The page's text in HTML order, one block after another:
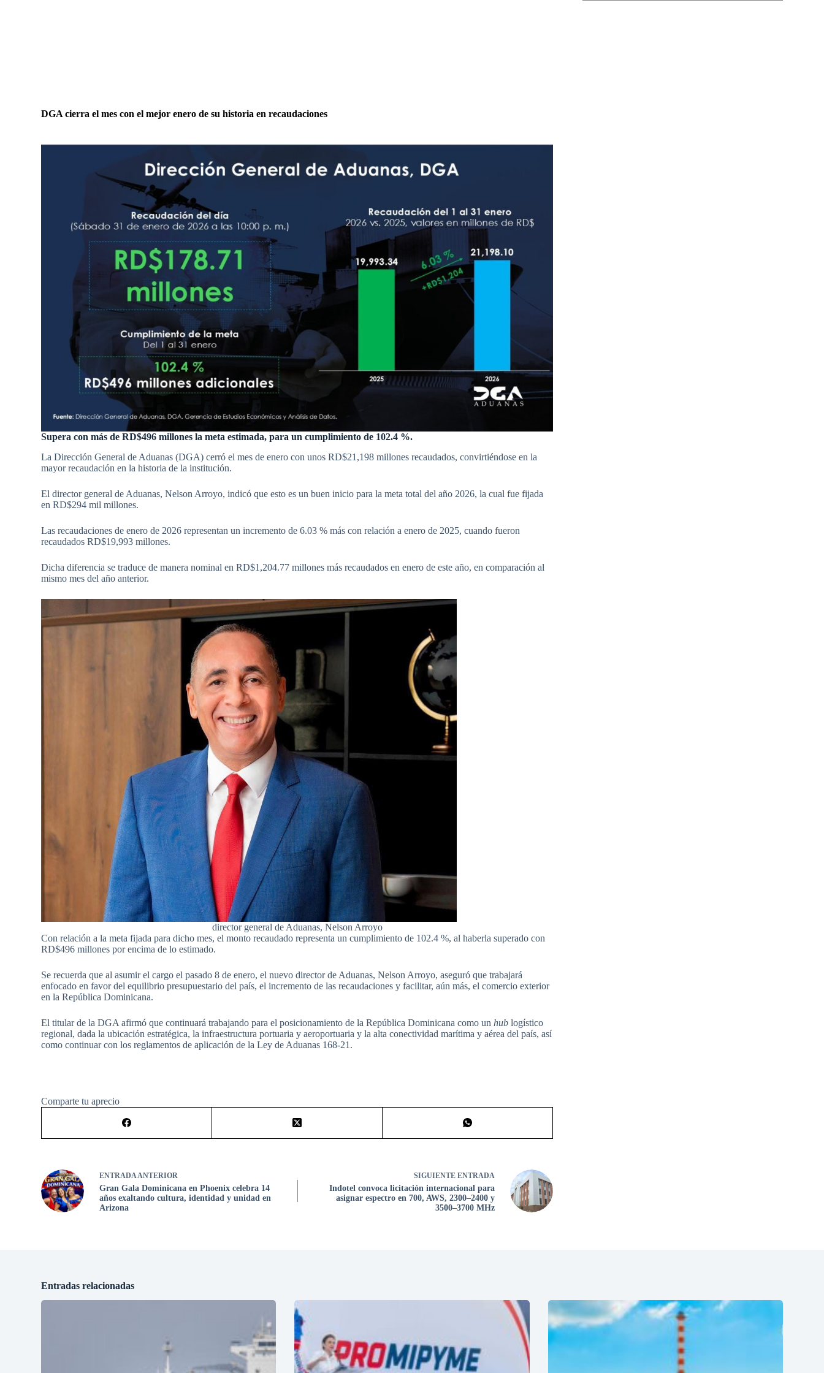
DGA cierra el mes con el mejor enero de su historia en recaudaciones
Supera con más de RD$496 millones la meta estimada, para un cumplimiento de 102.4 %.
La Dirección General de Aduanas (DGA) cerró el mes de enero con unos RD$21,198 millones recaudados, convirtiéndose en la
mayor recaudación en la historia de la institución.
El director general de Aduanas, Nelson Arroyo, indicó que esto es un buen inicio para la meta total del año 2026, la cual fue fijada
en RD$294 mil millones.
Las recaudaciones de enero de 2026 representan un incremento de 6.03 % más con relación a enero de 2025, cuando fueron
recaudados RD$19,993 millones.
Dicha diferencia se traduce de manera nominal en RD$1,204.77 millones más recaudados en enero de este año, en comparación al
mismo mes del año anterior.
director general de Aduanas, Nelson Arroyo
Con relación a la meta fijada para dicho mes, el monto recaudado representa un cumplimiento de 102.4 %, al haberla superado con
RD$496 millones por encima de lo estimado.
Se recuerda que al asumir el cargo el pasado 8 de enero, el nuevo director de Aduanas, Nelson Arroyo, aseguró que trabajará
enfocado en favor del equilibrio presupuestario del país, el incremento de las recaudaciones y facilitar, aún más, el comercio exterior
en la República Dominicana.
El titular de la DGA afirmó que continuará trabajando para el posicionamiento de la República Dominicana como unhub logístico
regional, dada la ubicación estratégica, la infraestructura portuaria y aeroportuaria y la alta conectividad marítima y aérea del país, así
como continuar con los reglamentos de aplicación de la Ley de Aduanas 168-21.
Comparte tu aprecio
ENTRADA ANTERIOR
Gran Gala Dominicana en Phoenix celebra 14
años exaltando cultura, identidad y unidad en
Arizona
SIGUIENTE ENTRADA
Indotel convoca licitación internacional para
asignar espectro en 700, AWS, 2300–2400 y
3500–3700 MHz
Entradas relacionadas